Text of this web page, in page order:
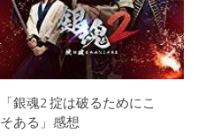
「銀魂2 掟は破るためにこ
そある」感想